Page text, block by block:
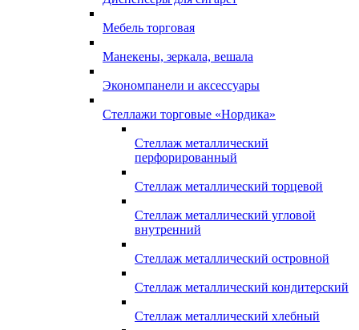
Мебель торговая
Манекены, зеркала, вешала
Экономпанели и аксессуары
Стеллажи торговые «Нордика»
Стеллаж металлический
перфорированный
Стеллаж металлический торцевой
Стеллаж металлический угловой
внутренний
Стеллаж металлический островной
Стеллаж металлический кондитерский
Стеллаж металлический хлебный